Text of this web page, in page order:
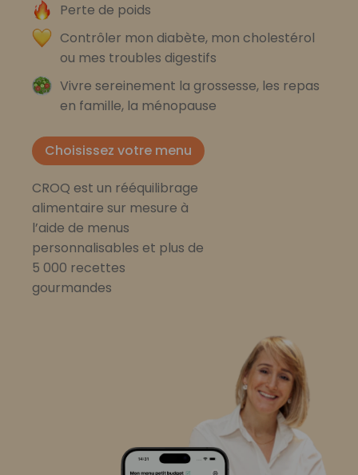
Perte de poids
Contrôler mon diabète, mon cholestérol
ou mes troubles digestifs
Vivre sereinement la grossesse, les repas
en famille, la ménopause
Choisissez votre menu
CROQ est un rééquilibrage
alimentaire sur mesure à
l’aide de menus
personnalisables et plus de
5 000 recettes
gourmandes